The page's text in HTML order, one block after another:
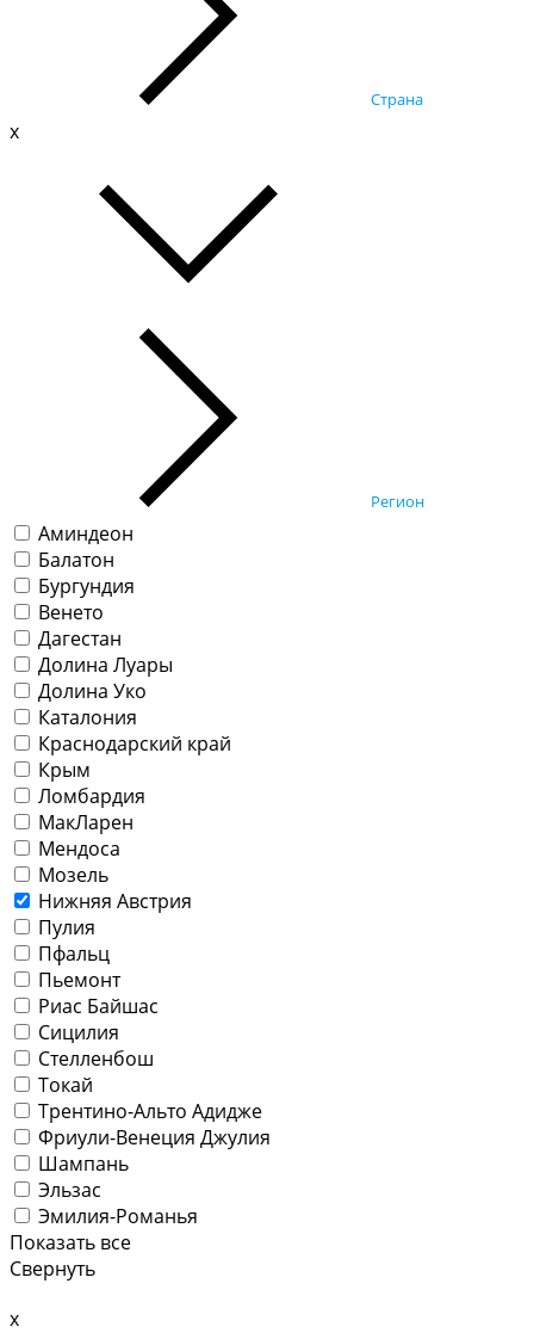
Страна
x
Регион
Аминдеон
Балатон
Бургундия
Венето
Дагестан
Долина Луары
Долина Уко
Каталония
Краснодарский край
Крым
Ломбардия
МакЛарен
Мендоса
Мозель
Нижняя Австрия
Пулия
Пфальц
Пьемонт
Риас Байшас
Сицилия
Стелленбош
Токай
Трентино-Альто Адидже
Фриули-Венеция Джулия
Шампань
Эльзас
Эмилия-Романья
Показать все
Свернуть
x